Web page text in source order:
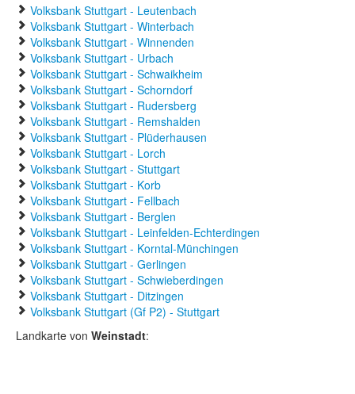
Volksbank Stuttgart - Leutenbach
Volksbank Stuttgart - Winterbach
Volksbank Stuttgart - Winnenden
Volksbank Stuttgart - Urbach
Volksbank Stuttgart - Schwaikheim
Volksbank Stuttgart - Schorndorf
Volksbank Stuttgart - Rudersberg
Volksbank Stuttgart - Remshalden
Volksbank Stuttgart - Plüderhausen
Volksbank Stuttgart - Lorch
Volksbank Stuttgart - Stuttgart
Volksbank Stuttgart - Korb
Volksbank Stuttgart - Fellbach
Volksbank Stuttgart - Berglen
Volksbank Stuttgart - Leinfelden-Echterdingen
Volksbank Stuttgart - Korntal-Münchingen
Volksbank Stuttgart - Gerlingen
Volksbank Stuttgart - Schwieberdingen
Volksbank Stuttgart - Ditzingen
Volksbank Stuttgart (Gf P2) - Stuttgart
Landkarte von Weinstadt: